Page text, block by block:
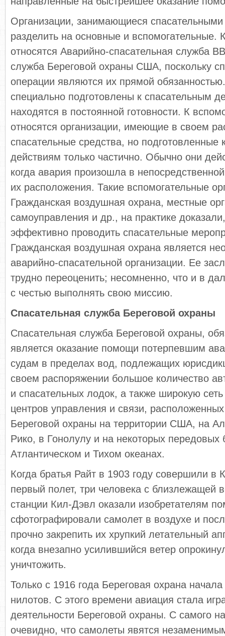
Организации, занимающиеся
разделить на основные и вспомогательные.
относятся Аварийно-спасательная служба
служба Береговой охраны США, поскольку
операции являются их прямой
специально подготовлены к спасательным
находятся в постоянной готовности. К
относятся организации, имеющие в своем
спасательные средства, но подготовленные
действиям только частично. Обычно они
когда авария произошла в
их расположения. Такие вспомогательные
Гражданская воздушная охрана, местные
самоуправления и др., на практике
эффективно проводить спасательные
Гражданская воздушная охрана является
аварийно-спасательной организации. Ее
трудно переоценить; несомненно, что и в
с честью выполнять свою миссию.
Спасательная служба Береговой охраны
Спасательная служба Береговой охраны,
является оказание помощи потерпевшим
судам в пределах вод, подлежащих
своем распоряжении большое количество
и спасательных лодок, а также широкую
центров управления и связи,
Береговой охраны на территории США, на
Рико, в Гонолулу и на некоторых передовых
Атлантическом и Тихом океанах.
Когда братья Райт в 1903 году совершили в
первый полет, три человека с близлежащей
станции Кил-Дэвл оказали изобретателям
сфотографировали самолет в воздухе и
прочно закрепить их хрупкий летательный
когда внезапно усилившийся ветер
уничтожить.
Только с 1916 года Береговая охрана начала
нилотов. С этого времени авиация стала
деятельности Береговой охраны. С самого
очевидно, что самолеты явятся